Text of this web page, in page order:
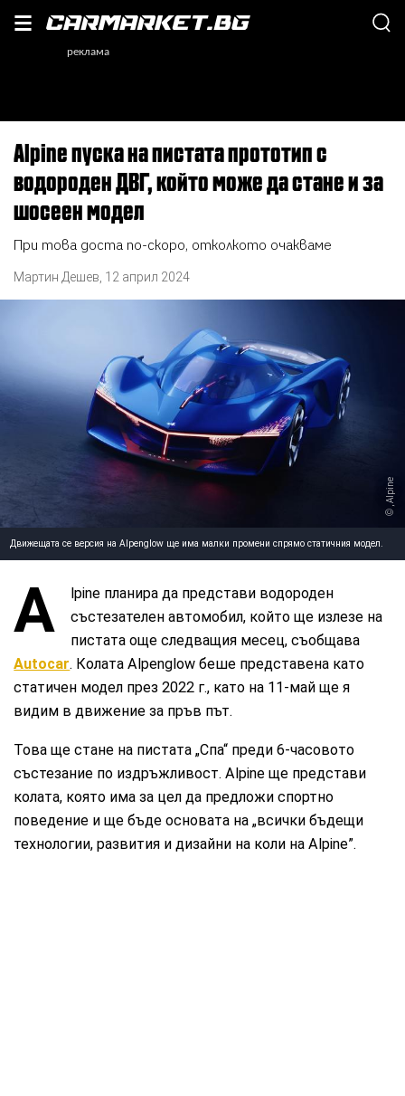
Alpine пуска на пистата прототип с
водороден ДВГ, който може да стане и за
шосеен модел
При това доста по-скоро, отколкото очакваме
Мартин Дешев, 12 април 2024
, Alpinе
Движещата се версия на Alpenglow ще има малки промени спрямо статичния модел.
A
lpine планира да представи водороден
състезателен автомобил, който ще излезе на
пистата още следващия месец, съобщава
Autocar. Колата Alpenglow беше представена като
статичен модел през 2022 г., като на 11-май ще я
видим в движение за пръв път.
Това ще стане на пистата „Спа“ преди 6-часовото
състезание по издръжливост. Alpine ще представи
колата, която има за цел да предложи спортно
поведение и ще бъде основата на „всички бъдещи
технологии, развития и дизайни на коли на Alpine”.